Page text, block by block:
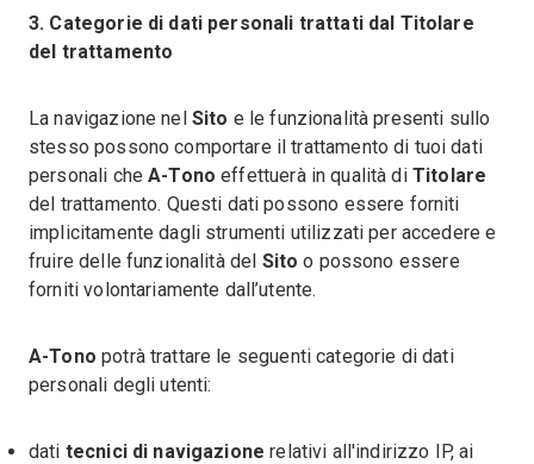
3. Categorie di dati personali trattati dal Titolare
del trattamento
La navigazione nel Sito e le funzionalità presenti sullo
stesso possono comportare il trattamento di tuoi dati
personali cheA-Tono effettuerà in qualità di Titolare
del trattamento. Questi dati possono essere forniti
implicitamente dagli strumenti utilizzati per accedere e
fruire delle funzionalità del Sito o possono essere
forniti volontariamente dall’utente.
A-Tono potrà trattare le seguenti categorie di dati
personali degli utenti:
dati tecnici di navigazione relativi all'indirizzo IP, ai